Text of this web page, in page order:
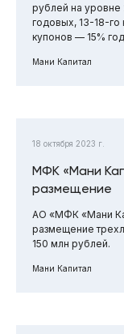
рублей на уровне
годовых, 13-18-
купонов — 15%
Мани Капитал
18 октября 2023 г.
МФК «Мани
размещение
АО «МФК «Мани
размещение
150 млн рублей.
Мани Капитал